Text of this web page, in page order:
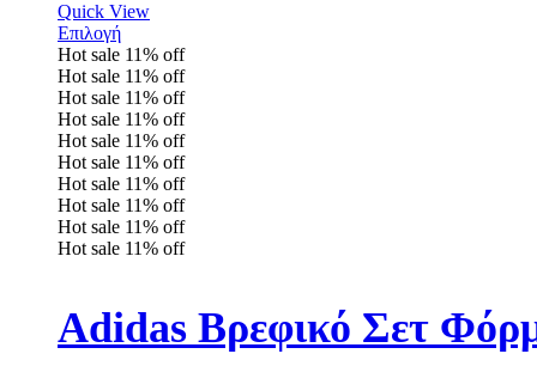
Quick View
Επιλογή
Hot sale 11% off
Hot sale 11% off
Hot sale 11% off
Hot sale 11% off
Hot sale 11% off
Hot sale 11% off
Hot sale 11% off
Hot sale 11% off
Hot sale 11% off
Hot sale 11% off
Adidas Βρεφικό Σετ